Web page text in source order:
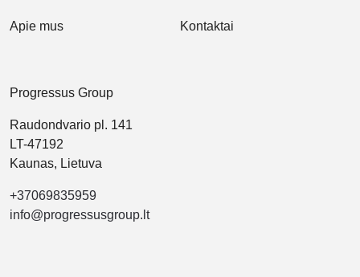
Apie mus Kontaktai
Progressus Group
Raudondvario pl. 141
LT-47192
Kaunas, Lietuva
+37069835959
info@progressusgroup.lt